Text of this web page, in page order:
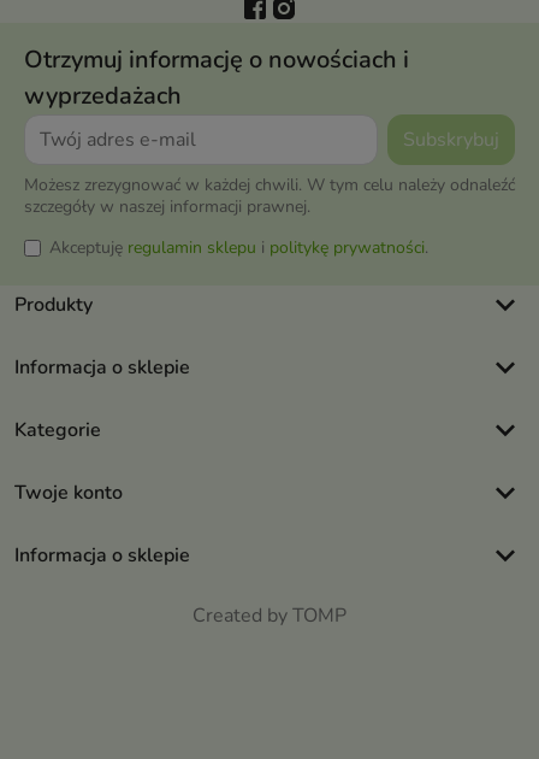
Otrzymuj informację o nowościach i
wyprzedażach
Możesz zrezygnować w każdej chwili. W tym celu należy odnaleźć
szczegóły w naszej informacji prawnej.
Akceptuję regulamin sklepu i politykę prywatności.
Produkty keyboard_arrow_down
Informacja o sklepie keyboard_arrow_down
Kategorie keyboard_arrow_down
Twoje konto keyboard_arrow_down
Informacja o sklepie keyboard_arrow_down
Created by TOMP